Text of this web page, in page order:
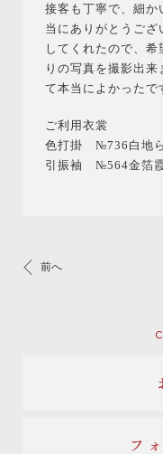
接客も丁寧で、細か
当にありがとうござ
してくれたので、
りの写真を撮影出
て本当によかったで
ご利用衣裳
色打掛 №736白地
引振袖 №564金箔
前へ